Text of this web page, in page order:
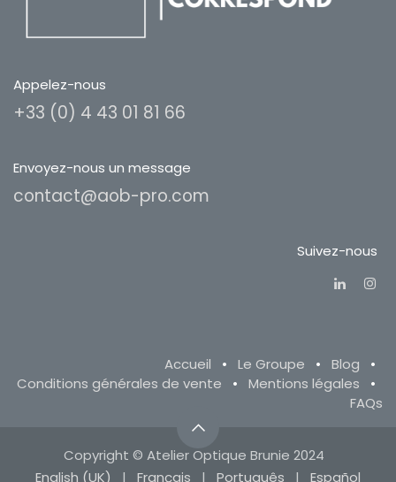
Appelez-nous
+33 (0) 4 43 01 81 66
Envoyez-nous un message
contact@aob-pro.com
Suivez-nous
Accueil • Le Groupe • Blog
•
Conditions générales de vente
• Mentions légales
•
FAQs
Copyright © Atelier Optique Brunie 2024
English (UK)
| Français | Português | Español